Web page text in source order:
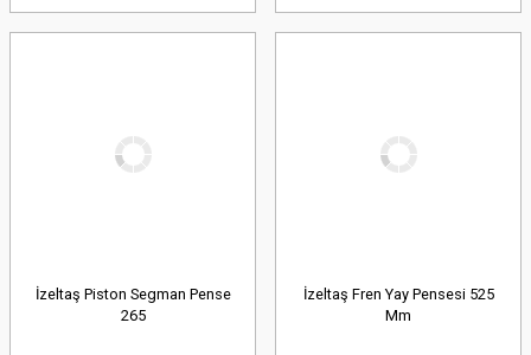
İzeltaş Piston Segman Pense
265
İzeltaş Fren Yay Pensesi 525
Mm